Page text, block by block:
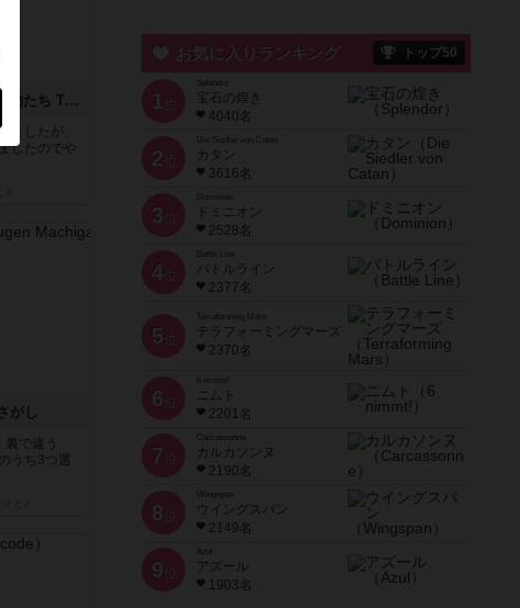
アグリコラ：牧場の動物たち THE BIG BOX
ましたが、
したのでや
がし
裏で違う
うち3つ選
お気に入りランキング トップ50
1 位
宝石の煌き
4040名
2 位
Die Siedler von Catan
カタン
3616名
3 位
ドミニオン
2528名
4位
Battle Line
バトルライン
2377名
5 位
Terraforming Mars
テラフォーミングマーズ
2370名
6 位
ニムト
2201名
7 位
Carcassonne
カルカソンヌ
2190名
8 位
Wingspan
ウイングスパン
2149名
9 位
Azul
アズール
1903名